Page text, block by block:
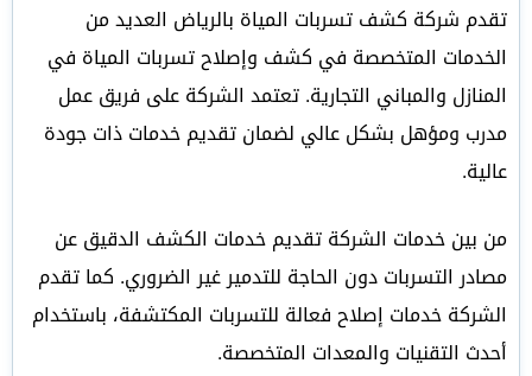
تقدم شركة كشف تسربات المياة بالرياض العديد من
الخدمات المتخصصة في كشف وإصلاح تسربات المياة في
المنازل والمباني التجارية. تعتمد الشركة على فريق عمل
مدرب ومؤهل بشكل عالي لضمان تقديم خدمات ذات جودة
عالية.
من بين خدمات الشركة تقديم خدمات الكشف الدقيق عن
مصادر التسربات دون الحاجة للتدمير غير الضروري. كما تقدم
الشركة خدمات إصلاح فعالة للتسربات المكتشفة، باستخدام
أحدث التقنيات والمعدات المتخصصة.